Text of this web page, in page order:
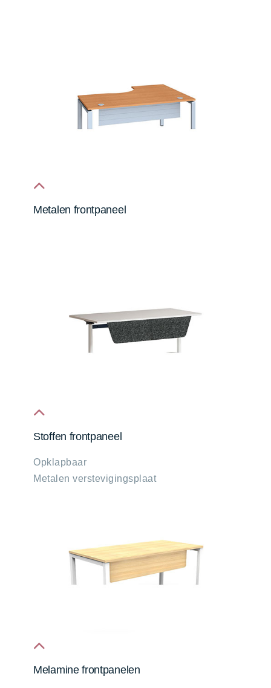
Metalen frontpaneel
chevron-
up
Stoffen frontpaneel
Opklapbaar
Metalen verstevigingsplaat
Melamine frontpanelen